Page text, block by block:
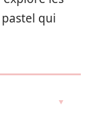
pastel qui